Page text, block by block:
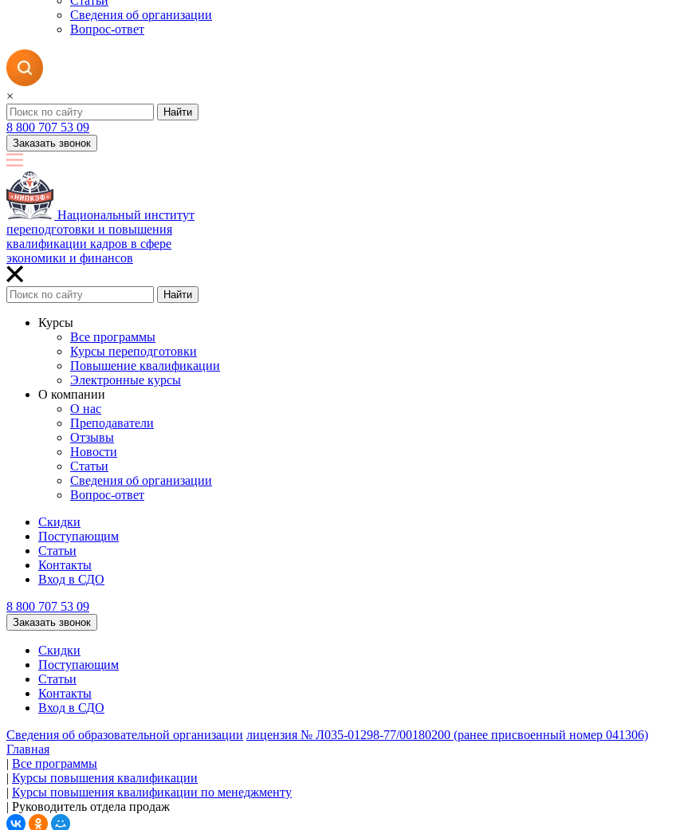
Сведения об организации
Вопрос-ответ
×
Найти
8 800 707 53 09
Заказать звонок
Национальный институт
переподготовки и повышения
квалификации кадров в сфере
экономики и финансов
Найти
Курсы
Все программы
Курсы переподготовки
Повышение квалификации
Электронные курсы
О компании
О нас
Преподаватели
Отзывы
Новости
Статьи
Сведения об организации
Вопрос-ответ
Скидки
Поступающим
Статьи
Контакты
Вход в СДО
8 800 707 53 09
Заказать звонок
Скидки
Поступающим
Статьи
Контакты
Вход в СДО
Сведения об образовательной организации лицензия № Л035-01298-77/00180200 (ранее присвоенный номер 041306)
Главная
| Все программы
| Курсы повышения квалификации
| Курсы повышения квалификации по менеджменту
| Руководитель отдела продаж